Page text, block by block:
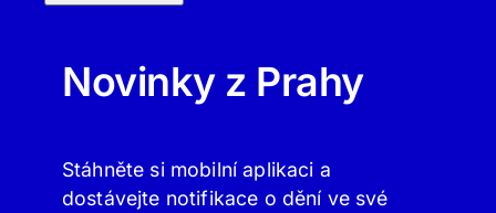
Novinky z Prahy
Stáhněte si mobilní aplikaci a
dostávejte notifikace o dění ve své